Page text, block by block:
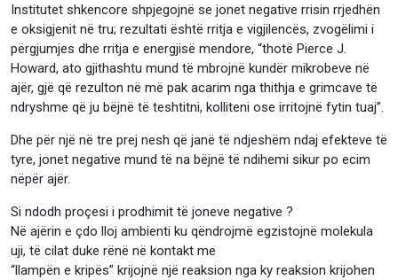
Institutet shkencore shpjegojnë se jonet negative rrisin rrjedhën
e oksigjenit në tru; rezultati është rritja e vigjilencës, zvogëlimi i
përgjumjes dhe rritja e energjisë mendore, “thotë Pierce J.
Howard, ato gjithashtu mund të mbrojnë kundër mikrobeve në
ajër, gjë që rezulton në më pak acarim nga thithja e grimcave të
ndryshme që ju bëjnë të teshtitni, kolliteni ose irritojnë fytin tuaj”.
Dhe për një në tre prej nesh që janë të ndjeshëm ndaj efekteve të
tyre, jonet negative mund të na bëjnë të ndihemi sikur po ecim
nëpër ajër.
Si ndodh proçesi i prodhimit të joneve negative ?
Në ajërin e çdo lloj ambienti ku qëndrojmë egzistojnë molekula
uji, të cilat duke rënë në kontakt me
“llampën e kripës” krijojnë një reaksion nga ky reaksion krijohen